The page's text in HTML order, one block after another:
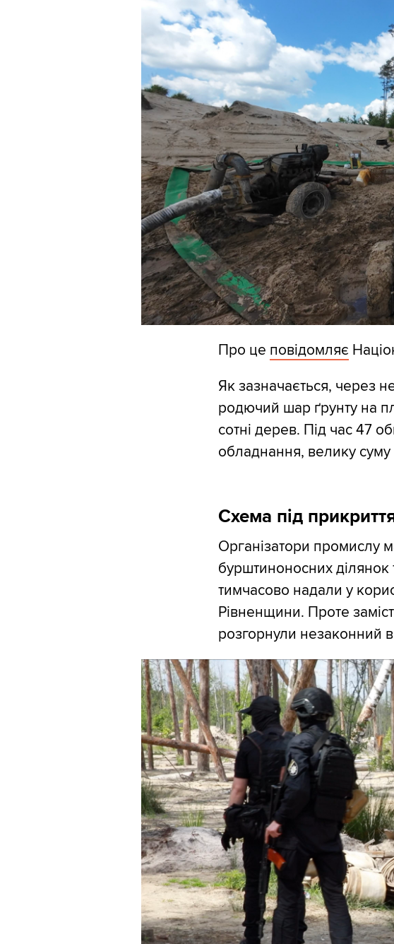
Про це повідомляє
Як зазначається, через
родючий шар ґрунту на
сотні дерев. Під час 47
обладнання, велику суму
Схема під
Організатори промислу
бурштиноносних ділянок
тимчасово надали у
Рівненщини. Проте
розгорнули незаконний